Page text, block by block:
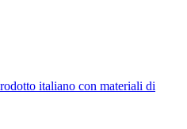
italiano con materiali di